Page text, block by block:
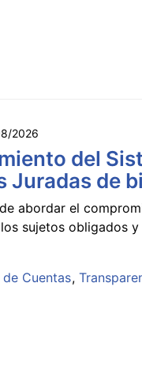
2026
del
Juradas de
abordar el
sujetos obligados
Cuentas